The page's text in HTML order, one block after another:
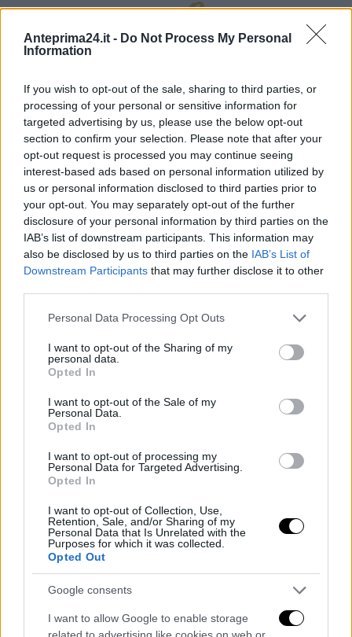
Anteprima24.it - Do Not Process My Personal
Information
If you wish to opt-out of the sale, sharing to third parties, or
processing of your personal or sensitive information for
targeted advertising by us, please use the below opt-out
section to confirm your selection. Please note that after your
opt-out request is processed you may continue seeing
interest-based ads based on personal information utilized by
us or personal information disclosed to third parties prior to
your opt-out. You may separately opt-out of the further
disclosure of your personal information by third parties on the
IAB’s list of downstream participants. This information may
also be disclosed by us to third parties on the IAB’s List of
Downstream Participants that may further disclose it to other
Please note that this website/app uses one or more Google
not limited to your visit or usage behaviour. You may click to
grant or deny consent to Google and its third-party tags to
use your data for below specified purposes in below Google
consent section.
Personal Data Processing Opt Outs
I want to opt-out of the Sharing of my
personal data.
Opted In
I want to opt-out of the Sale of my
Personal Data.
Opted In
I want to opt-out of processing my
Personal Data for Targeted Advertising.
Opted In
I want to opt-out of Collection, Use,
Retention, Sale, and/or Sharing of my
Personal Data that Is Unrelated with the
Purposes for which it was collected.
Opted Out
Google consents
I want to allow Google to enable storage
related to advertising like cookies on web or